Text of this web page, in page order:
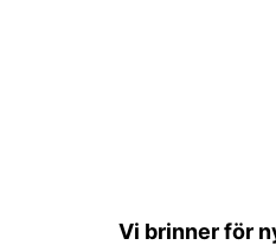
Vi brinner för